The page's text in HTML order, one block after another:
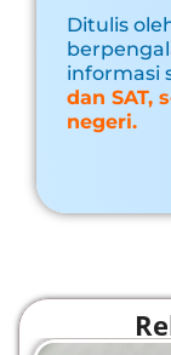
Ditulis
informasi
dan SAT,
negeri.